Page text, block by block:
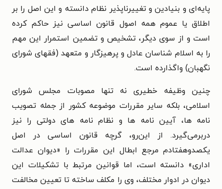
پایه‌ای و بنیادین و تغییرناپذیر نظام دانسته و این اصل را بر
اطلاق یا عموم همه اصول قانون اساسی نیز حاکم کرده
است و از سوی دیگر، تشخیص و تضمین استمرار این مهم
را به اسلام‌ شناسان عادل و پرهیزگار و متعهد (فقهای شورای
نگهبان) واگذارده است.
چنین وظیفه خطیری نه تنها مصوبات مجلس شورای
اسلامی، بلکه سایر مقررات موضوعه کشور از جمله تصویب‌
نامه‌ ها، آیین‌ نامه‌ ها و نظام‌ نامه ‌های دولتی را نیز
دربرمی‌گیرد. از این‌رو، گرچه قانون اساسی در اصل
یکصدوهفتادم مرجع ابطال این مقررات را «دیوان عدالت
اداری» دانسته است، اما قوانین مرتبط با تشکیلات این
دیوان در ادوار مختلف، وی را مکلف ساخته تا تعیین مخالفت